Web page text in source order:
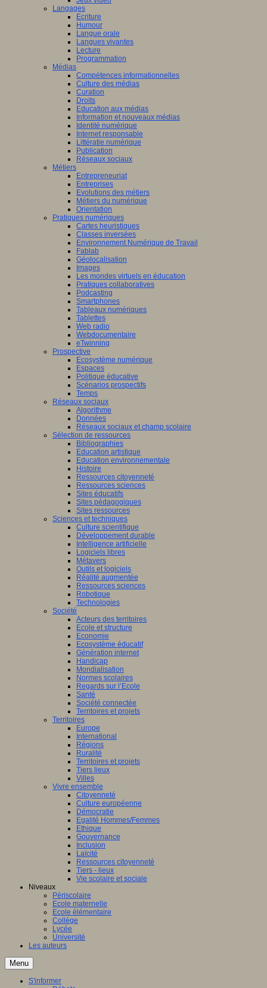
Langages
Ecriture
Humour
Langue orale
Langues vivantes
Lecture
Programmation
Médias
Compétences informationnelles
Culture des médias
Curation
Droits
Education aux médias
Information et nouveaux médias
Identité numérique
Internet responsable
Littératie numérique
Publication
Réseaux sociaux
Métiers
Entrepreneuriat
Entreprises
Evolutions des métiers
Métiers du numérique
Orientation
Pratiques numériques
Cartes heuristiques
Classes inversées
Environnement Numérique de Travail
Fablab
Géolocalisation
Images
Les mondes virtuels en éducation
Pratiques collaboratives
Podcasting
Smartphones
Tableaux numériques
Tablettes
Web radio
Webdocumentaire
eTwinning
Prospective
Ecosystème numérique
Espaces
Politique éducative
Scénarios prospectifs
Temps
Réseaux sociaux
Algorithme
Données
Réseaux sociaux et champ scolaire
Sélection de ressources
Bibliographies
Education artistique
Education environnementale
Histoire
Ressources citoyenneté
Ressources sciences
Sites éducatifs
Sites pédagogiques
Sites ressources
Sciences et techniques
Culture scientifique
Développement durable
Intelligence artificielle
Logiciels libres
Métavers
Outils et logiciels
Réalité augmentée
Ressources sciences
Robotique
Technologies
Société
Acteurs des territoires
Ecole et structure
Economie
Ecosystème éducatif
Génération internet
Handicap
Mondialisation
Normes scolaires
Regards sur l’Ecole
Santé
Société connectée
Territoires et projets
Territoires
Europe
International
Régions
Ruralité
Territoires et projets
Tiers lieux
Villes
Vivre ensemble
Citoyenneté
Culture européenne
Démocratie
Egalité Hommes/Femmes
Ethique
Gouvernance
Inclusion
Laïcité
Ressources citoyenneté
Tiers - lieux
Vie scolaire et sociale
Niveaux
Périscolaire
Ecole maternelle
Ecole élémentaire
Collège
Lycée
Université
Les auteurs
Menu
S'informer